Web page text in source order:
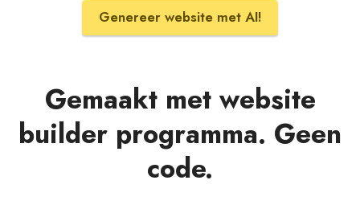
Genereer website met AI!
Gemaakt met website
builder programma. Geen
code.